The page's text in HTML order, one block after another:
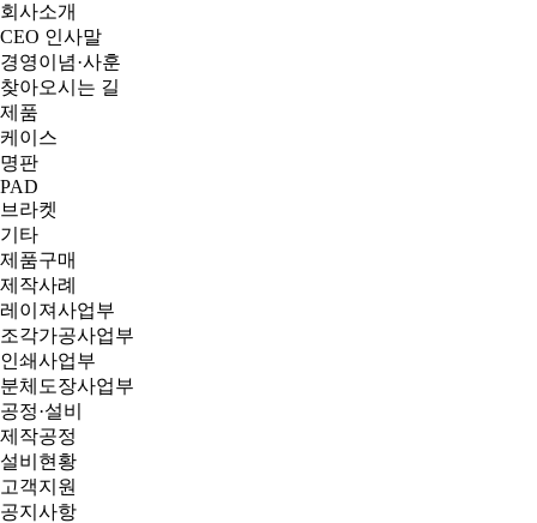
회사소개
CEO 인사말
경영이념·사훈
찾아오시는 길
제품
케이스
명판
PAD
브라켓
기타
제품구매
제작사례
레이져사업부
조각가공사업부
인쇄사업부
분체도장사업부
공정·설비
제작공정
설비현황
고객지원
공지사항